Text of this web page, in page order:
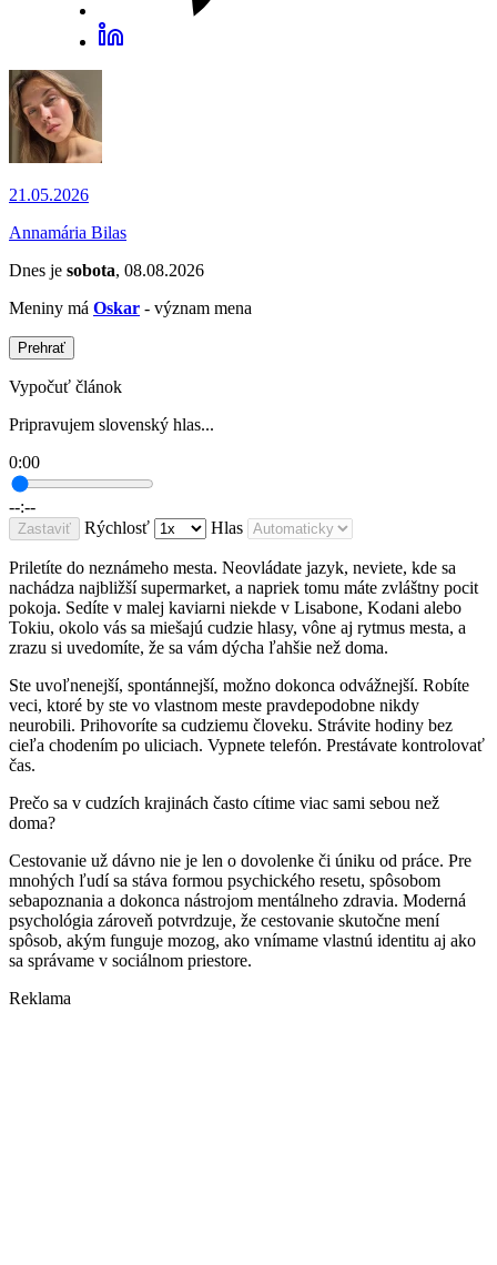
21.05.2026
Annamária Bilas
Dnes je sobota, 08.08.2026
Meniny má Oskar - význam mena
Prehrať
Vypočuť článok
Pripravujem slovenský hlas...
0:00
--:--
Zastaviť Rýchlosť Hlas
Priletíte do neznámeho mesta. Neovládate jazyk, neviete, kde sa
nachádza najbližší supermarket, a napriek tomu máte zvláštny pocit
pokoja. Sedíte v malej kaviarni niekde v Lisabone, Kodani alebo
Tokiu, okolo vás sa miešajú cudzie hlasy, vône aj rytmus mesta, a
zrazu si uvedomíte, že sa vám dýcha ľahšie než doma.
Ste uvoľnenejší, spontánnejší, možno dokonca odvážnejší. Robíte
veci, ktoré by ste vo vlastnom meste pravdepodobne nikdy
neurobili. Prihovoríte sa cudziemu človeku. Strávite hodiny bez
cieľa chodením po uliciach. Vypnete telefón. Prestávate kontrolovať
čas.
Prečo sa v cudzích krajinách často cítime viac sami sebou než
doma?
Cestovanie už dávno nie je len o dovolenke či úniku od práce. Pre
mnohých ľudí sa stáva formou psychického resetu, spôsobom
sebapoznania a dokonca nástrojom mentálneho zdravia. Moderná
psychológia zároveň potvrdzuje, že cestovanie skutočne mení
spôsob, akým funguje mozog, ako vnímame vlastnú identitu aj ako
sa správame v sociálnom priestore.
Reklama